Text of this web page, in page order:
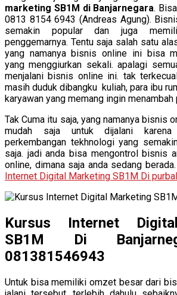
marketing SB1M di Banjarnegara.
0813 8154 6943 (Andreas Agung).
semakin popular dan juga
penggemarnya. Tentu saja salah satu
yang namanya bisnis online ini bisa
yang menggiurkan sekali. apalagi
menjalani bisnis online ini. tak
masih duduk dibangku kuliah, para ibu
karyawan yang memang ingin menambah
Tak Cuma itu saja, yang namanya bisnis
mudah saja untuk dijalani karena
perkembangan tekhnologi yang
saja. jadi anda bisa mengontrol bisnis
online, dimana saja anda sedang
Internet Digital Marketing SB1M Di
Kursus Internet
SB1M Di
081381546943
Untuk bisa memiliki omzet besar dari